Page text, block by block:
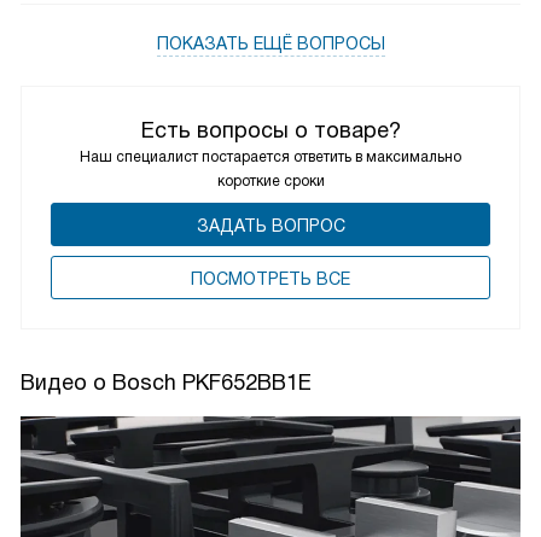
Есть вопросы о товаре?
Наш специалист постарается ответить в максимально
короткие сроки
ЗАДАТЬ ВОПРОС
ПОCМОТРЕТЬ ВСЕ
ПОКАЗАТЬ ЕЩЁ ВОПРОСЫ
Видео о Bosch PKF652BB1E